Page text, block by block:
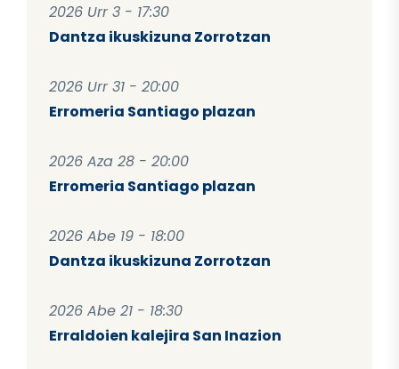
2026 Urr 3 - 17:30
Dantza ikuskizuna Zorrotzan
2026 Urr 31 - 20:00
Erromeria Santiago plazan
2026 Aza 28 - 20:00
Erromeria Santiago plazan
2026 Abe 19 - 18:00
Dantza ikuskizuna Zorrotzan
2026 Abe 21 - 18:30
Erraldoien kalejira San Inazion